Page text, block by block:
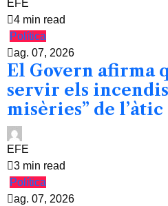
EFE
4 min read
Política
ag. 07, 2026
El Govern afirma
servir els
misèries” de l’àtic
EFE
3 min read
Política
ag. 07, 2026